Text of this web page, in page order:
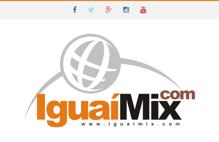
IGUAÍ E SUDOESTE DA BAHIA